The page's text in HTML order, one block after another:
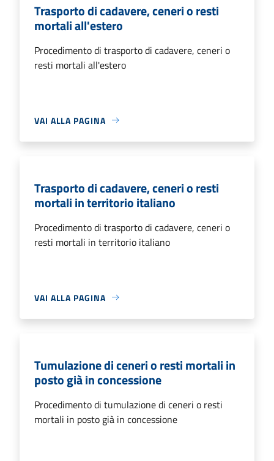
Trasporto di cadavere, ceneri o resti
mortali all'estero
Procedimento di trasporto di cadavere, ceneri o
resti mortali all'estero
VAI ALLA PAGINA
Trasporto di cadavere, ceneri o resti
mortali in territorio italiano
Procedimento di trasporto di cadavere, ceneri o
resti mortali in territorio italiano
VAI ALLA PAGINA
Tumulazione di ceneri o resti mortali in
posto già in concessione
Procedimento di tumulazione di ceneri o resti
mortali in posto già in concessione